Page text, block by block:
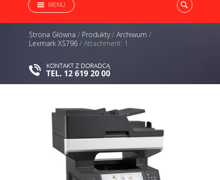
MENU
Strona Główna / Produkty/ Archiwum /
Lexmark XS796 / Attachment: 1